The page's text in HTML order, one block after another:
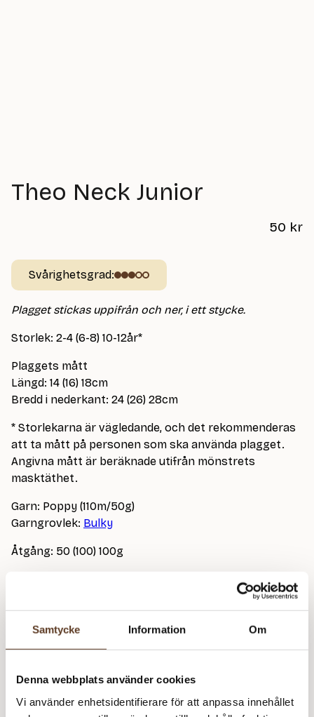
Samtycke Information Om
Denna webbplats använder cookies
Vi använder enhetsidentifierare för att anpassa innehållet
Theo Neck Junior
50 kr
Svårighetsgrad:
Plagget stickas uppifrån och ner, i ett stycke.
Storlek: 2-4 (6-8) 10-12år*
Plaggets mått
Längd: 14 (16) 18cm
Bredd i nederkant: 24 (26) 28cm
* Storlekarna är vägledande, och det rekommenderas
att ta mått på personen som ska använda plagget.
Angivna mått är beräknade utifrån mönstrets
masktäthet.
Garn: Poppy (110m/50g)
Garngrovlek: Bulky
Åtgång: 50 (100) 100g
Masktäthet: 14 m = 10 cm
På bild stickad i Poppy 1011 Spring Leaf
Detta mönster kräver att du köper minst1garn från